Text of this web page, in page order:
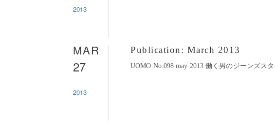
2013
MAR
27
2013
Publication: March 2013
UOMO No.098 may 2013 働く男のジーンズス